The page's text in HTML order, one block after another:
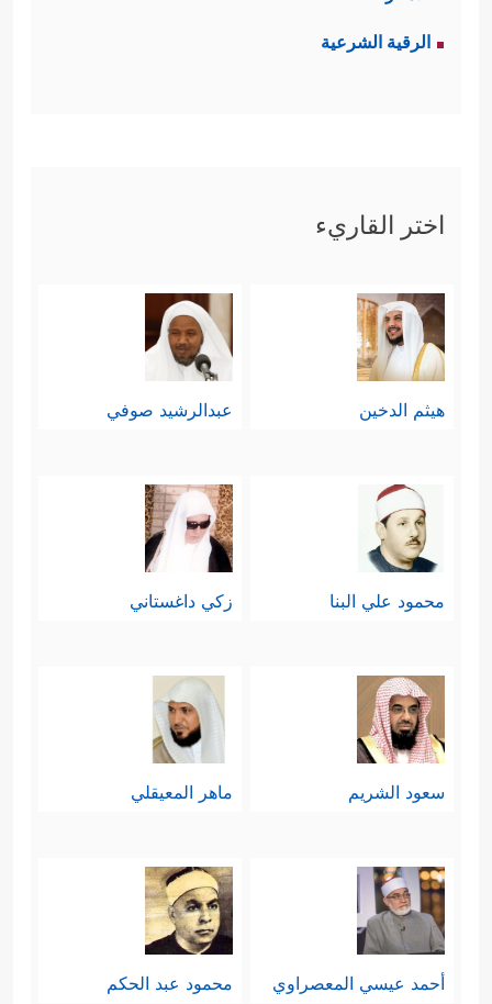
الرقية الشرعية
اختر القاريء
هيثم الدخين عبدالرشيد صوفي
محمود علي البنا زكي داغستاني
سعود الشريم ماهر المعيقلي
أحمد عيسي المعصراوي محمود عبد الحكم